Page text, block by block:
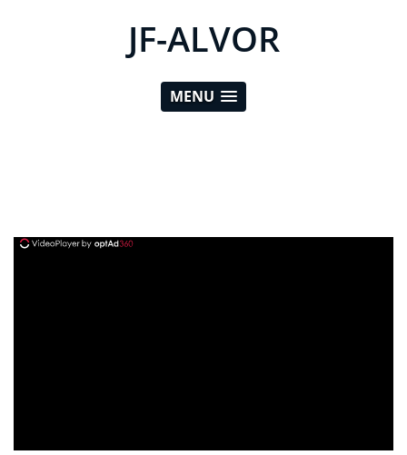
JF-ALVOR
MENU